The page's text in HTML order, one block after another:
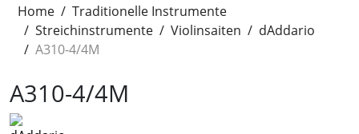
Home
Traditionelle Instrumente
Streichinstrumente
Violinsaiten
dAddario
A310-4/4M
A310-4/4M